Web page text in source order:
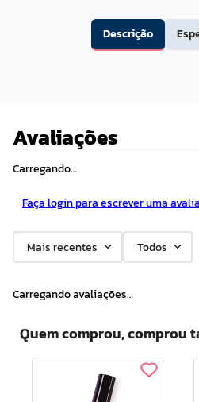
Descrição
Avaliações
Carregando…
Faça login para escrever uma
Mais recentes Todos
Carregando avaliações…
Quem comprou, comprou